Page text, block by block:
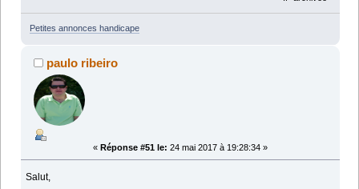
Petites annonces handicape
paulo ribeiro
« Réponse #51 le: 24 mai 2017 à 19:28:34 »
Salut,